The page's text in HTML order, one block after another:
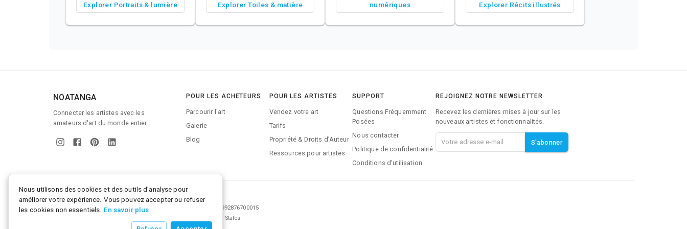
Explorer Portraits & lumière Explorer Toiles & matière numériques Explorer Récits illustrés
NOATANGA
Connecter les artistes avec les
amateurs d'art du monde entier
POUR LES ACHETEURS
Parcourir l'art
Galerie
Blog
POUR LES ARTISTES
Vendez votre art
Tarifs
Propriété & Droits d’Auteur
Ressources pour artistes
SUPPORT
Questions Fréquemment
Posées
Nous contacter
Politique de confidentialité
Conditions d'utilisation
REJOIGNEZ NOTRE NEWSLETTER
Recevez les dernières mises à jour sur les
nouveaux artistes et fonctionnalités.
S'abonner
Noatanga. All rights reserved.
SAS Noatanga - 6 rue d'Armaillé, 75017 Paris, France - SIRET: 98992876700015
Noatanga Inc - 600 N Broad Street, Middletown, DE 19709, United States
Nous utilisons des cookies et des outils d'analyse pour
améliorer votre expérience. Vous pouvez accepter ou refuser
les cookies non essentiels. En savoir plus